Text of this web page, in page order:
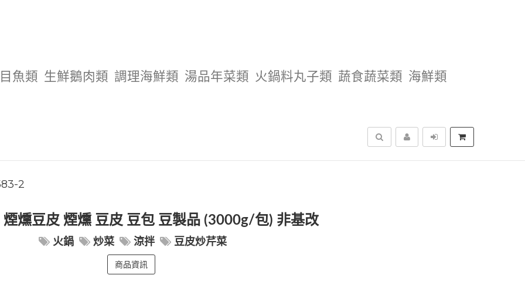
魚類 生鮮鵝肉類 調理海鮮類 湯品年菜類 火鍋料丸子類 蔬食蔬菜類 海鮮類
搜尋
2
煙燻豆皮 煙燻 豆皮 豆包 豆製品 (3000g/包) 非基改
火鍋 炒菜 涼拌 豆皮炒芹菜
商品資訊